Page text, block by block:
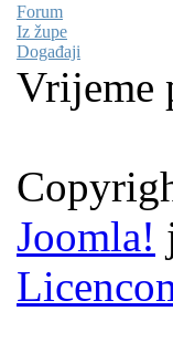
Forum
Iz župe
Događaji
Vrijeme
Joomla!